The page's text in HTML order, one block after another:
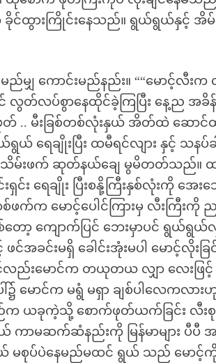
ထွားကြိုင်းနေသည်။ ရွယ်ရွယ်နှင့် အိ
ကောင်းမည်နည်း။ ““မောင့်လီးက
င် လွတ်လပ်စွာနေထိုင်ခဲ့ကြပြီး နေ့ည အ
.. မီးခြစ်တစ်လုံးနှယ် အိတ်ထဲ ဆောင်
ချိုးပြီး ထမီရင်လျား နှင့် သနပ်ခါ
းဖက် ဆုတ်နယ်ချေ မွမိတတ်သည်။ ထ
ရှင်း ရေချိုး ပြီးစနို့ကြီးနှစ်လုံးကို အ
က မောင့်ပေါင်ကြားမှ လီးကြီးကို
ော့ ကျောက်ပြင် ဘေးမှာပင် ရွယ်ရွ
င်းမရှိ ခေါင်းအုံးမပါ မောင့်လိုးခြ
င်လည်းမောင်က တယုတယ လျှာ လေး
ာင်က မရွံ မရှာ ချစ်ပါလေကလားဟု
ဉ်က ယခုကဲ့သို့ စောက်ဖုတ်ယက်ခြင်း လီးစုပ်
ကာမဆက်ဆံနည်းကို မြန်မာများ ပီပီ
မစုပ်ပဲနေမည်မထင် ရွယ် သည် မောင့်